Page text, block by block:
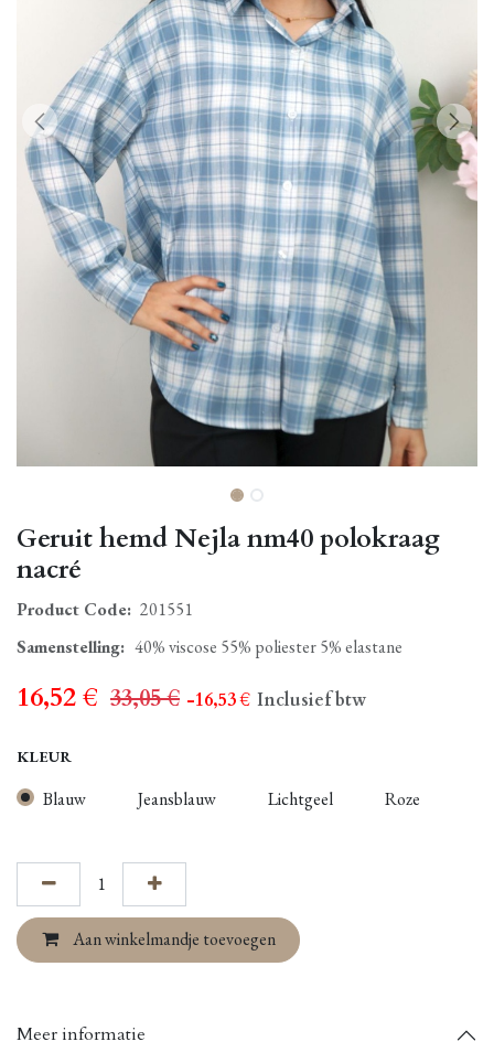
Geruit hemd Nejla nm40 polokraag
nacré
Product Code: 201551
Samenstelling: 40% viscose 55% poliester 5% elastane
16,52€ 33,05€ - 16,53€ Inclusief btw
KLEUR
Blauw Jeansblauw Lichtgeel Roze
Aan winkelmandje toevoegen
Meer informatie